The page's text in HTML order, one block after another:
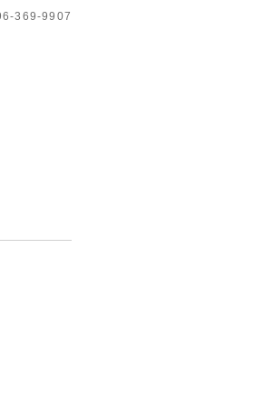
369-9907